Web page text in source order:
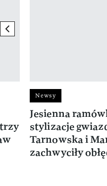
previous element
Newsy
Jesienna
stylizacje
Tarnowska i
zachwyciły